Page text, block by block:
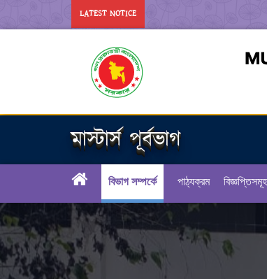
LATEST NOTICE
মাস্টার্স পূর্বভাগ
বিভাগ সম্পর্কে পাঠ্যক্রম বিজ্ঞপ্তিসমূহ